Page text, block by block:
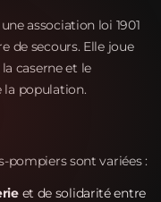
association loi 1901
de secours. Elle joue
caserne et le
la population.
pompiers sont variées :
et de solidarité entre